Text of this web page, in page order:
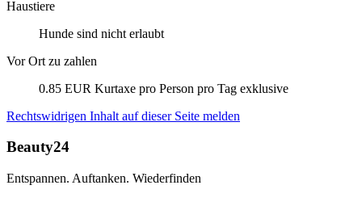
Haustiere
Hunde sind nicht erlaubt
Vor Ort zu zahlen
0.85 EUR Kurtaxe pro Person pro Tag exklusive
Rechtswidrigen Inhalt auf dieser Seite melden
Beauty24
Entspannen. Auftanken. Wiederfinden